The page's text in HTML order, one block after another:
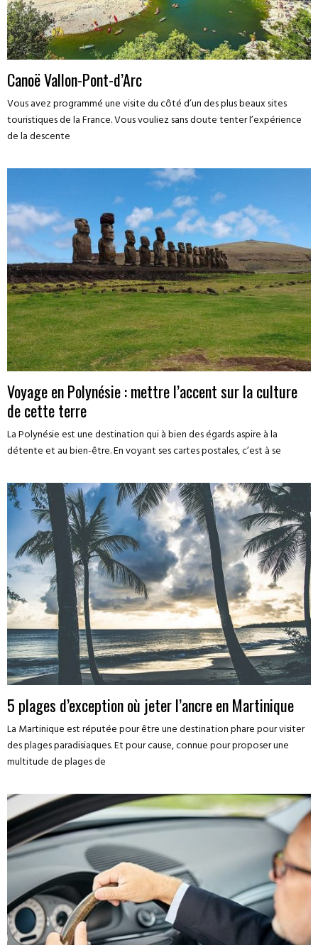
Canoë Vallon-Pont-d’Arc
Vous avez programmé une visite du côté d’un des plus beaux sites
touristiques de la France. Vous vouliez sans doute tenter l’expérience
de la descente
Voyage en Polynésie : mettre l’accent sur la culture
de cette terre
La Polynésie est une destination qui à bien des égards aspire à la
détente et au bien-être. En voyant ses cartes postales, c’est à se
5 plages d’exception où jeter l’ancre en Martinique
La Martinique est réputée pour être une destination phare pour visiter
des plages paradisiaques. Et pour cause, connue pour proposer une
multitude de plages de